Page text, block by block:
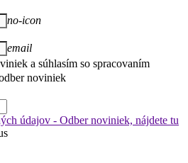
no-icon
email
a súhlasím so spracovaním
noviniek
údajov - Odber noviniek, nájdete tu